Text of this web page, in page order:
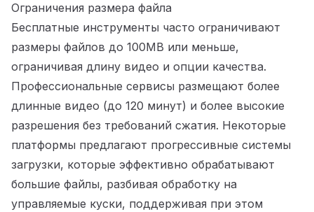
Ограничения размера файла
Бесплатные инструменты часто ограничивают
размеры файлов до 100MB или меньше,
ограничивая длину видео и опции качества.
Профессиональные сервисы размещают более
длинные видео (до 120 минут) и более высокие
разрешения без требований сжатия. Некоторые
платформы предлагают прогрессивные системы
загрузки, которые эффективно обрабатывают
большие файлы, разбивая обработку на
управляемые куски, поддерживая при этом